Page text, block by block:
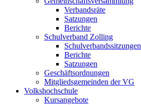
Verbandsräte
Satzungen
Berichte
Schulverband Zolling
Schulverbandssitzungen
Berichte
Satzungen
Geschäftsordnungen
Mitgliedsgemeinden der VG
Volkshochschule
Kursangebote